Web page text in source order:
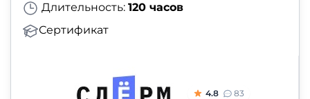
Длительность: 120 часов
Сертификат
4.8 83